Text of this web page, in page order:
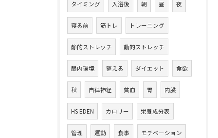
タイミング 入浴後 朝 昼 夜
寝る前 筋トレ トレーニング
静的ストレッチ 動的ストレッチ
腸内環境 整える ダイエット 食欲
秋 自律神経 貧血 胃 内臓
HS EDEN カロリー 栄養成分表
管理 運動 食事 モチベーション